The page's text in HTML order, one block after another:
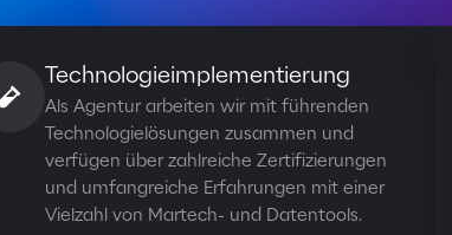
Technologieimplementierung
Als Agentur arbeiten wir mit führenden
Technologielösungen zusammen und
verfügen über zahlreiche Zertifizierungen
und umfangreiche Erfahrungen mit einer
Vielzahl von Martech- und Datentools.